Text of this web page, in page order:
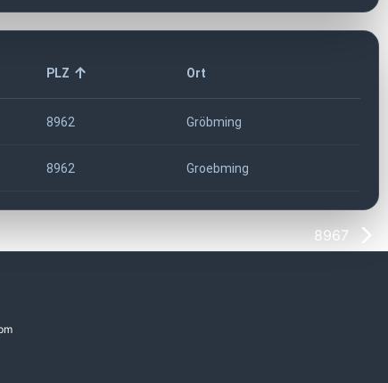
PLZ Ort
8962 Gröbming
8962 Groebming
8967